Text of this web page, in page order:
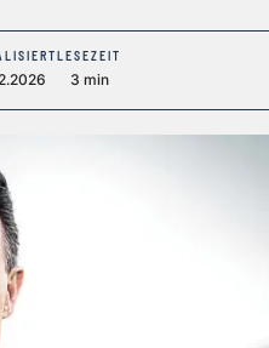
LESEZEIT
3 min